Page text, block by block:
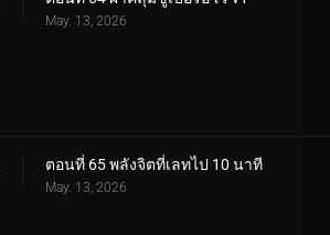
May. 13, 2026
ตอนที่ 65 พลังจิตที่เลทไป 10 นาที
May. 13, 2026